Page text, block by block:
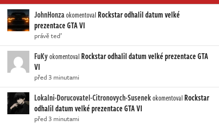
JohnHonzaokomentoval Rockstar odhalil datum velké
prezentace GTA VI
právě teď
FuKyokomentoval Rockstar odhalil datum velké prezentace GTA
VI
před 3 minutami
Lokalni-Dorucovatel-Citronovych-Susenekokomentoval Rockstar
odhalil datum velké prezentace GTA VI
před 3 minutami